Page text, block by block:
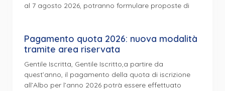
al 7 agosto 2026, potranno formulare proposte di
Pagamento quota 2026: nuova modalità
tramite area riservata
Gentile Iscritta, Gentile Iscritto,a partire da
quest’anno, il pagamento della quota di iscrizione
all’Albo per l’anno 2026 potrà essere effettuato